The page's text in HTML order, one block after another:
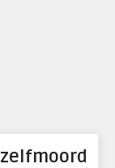
zelfmoord